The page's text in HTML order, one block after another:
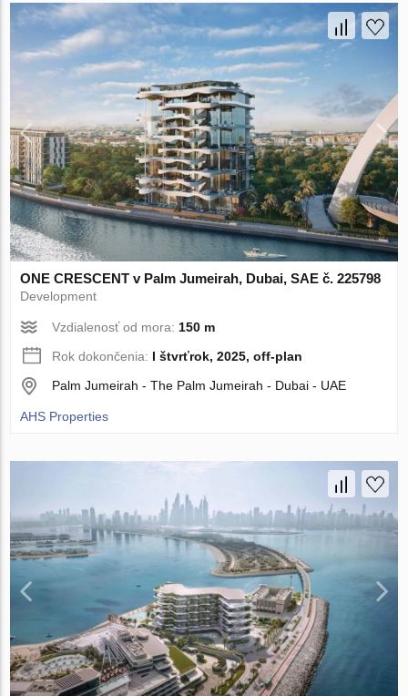
ONE CRESCENT v Palm Jumeirah, Dubai, SAE č. 225798
Development
Vzdialenosť od mora: 150 m
Rok dokončenia: I štvrťrok, 2025, off-plan
Palm Jumeirah - The Palm Jumeirah - Dubai - UAE
AHS Properties